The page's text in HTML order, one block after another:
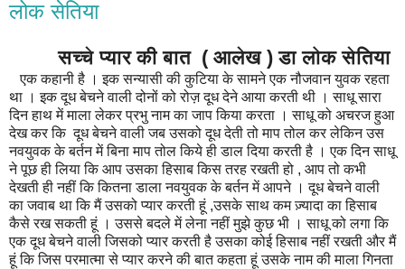
लोक सेतिया
सच्चे प्यार की बात ( आलेख ) डा लोक सेतिया
एक कहानी है । इक सन्यासी की कुटिया के सामने एक नौजवान युवक रहता
था । इक दूध बेचने वाली दोनों को रोज़ दूध देने आया करती थी । साधू सारा
दिन हाथ में माला लेकर प्रभु नाम का जाप किया करता । साधू को अचरज हुआ
देख कर कि दूध बेचने वाली जब उसको दूध देती तो माप तोल कर लेकिन उस
नवयुवक के बर्तन में बिना माप तोल किये ही डाल दिया करती है । एक दिन साधू
ने पूछ ही लिया कि आप उसका हिसाब किस तरह रखती हो , आप तो कभी
देखती ही नहीं कि कितना डाला नवयुवक के बर्तन में आपने । दूध बेचने वाली
का जवाब था कि मैं उसको प्यार करती हूं ,उसके साथ कम ज़्यादा का हिसाब
कैसे रख सकती हूं । उससे बदले में लेना नहीं मुझे कुछ भी । साधू को लगा कि
एक दूध बेचने वाली जिसको प्यार करती है उसका कोई हिसाब नहीं रखती और मैं
हूं कि जिस परमात्मा से प्यार करने की बात कहता हूं उसके नाम की माला गिनता